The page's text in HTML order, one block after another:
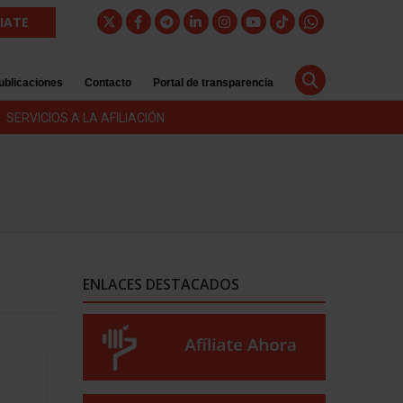
Contacto Portal de transparencia
SERVICIOS A LA AFILIACIÓN
ENLACES DESTACADOS